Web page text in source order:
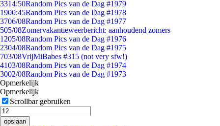
3314:50Random Pics van de Dag #1979
1900:45Random Pics van de Dag #1978
3706/08Random Pics van de Dag #1977
505/08Zomervakantieweerbericht: aanhoudend zomers
1205/08Random Pics van de Dag #1976
2304/08Random Pics van de Dag #1975
703/08VrijMiBabes #315 (not very sfw!)
4103/08Random Pics van de Dag #1974
3002/08Random Pics van de Dag #1973
Opmerkelijk
Opmerkelijk
Scrollbar gebruiken
opslaan